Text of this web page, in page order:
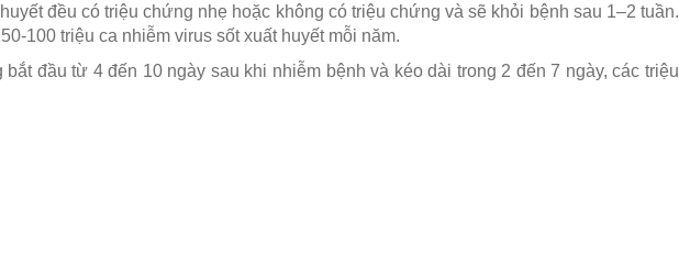
đều có triệu chứng nhẹ hoặc không có triệu chứng và sẽ khỏi bệnh sau 1–2 tuần.
100 triệu ca nhiễm virus sốt xuất huyết mỗi năm.
đầu từ 4 đến 10 ngày sau khi nhiễm bệnh và kéo dài trong 2 đến 7 ngày, các triệu